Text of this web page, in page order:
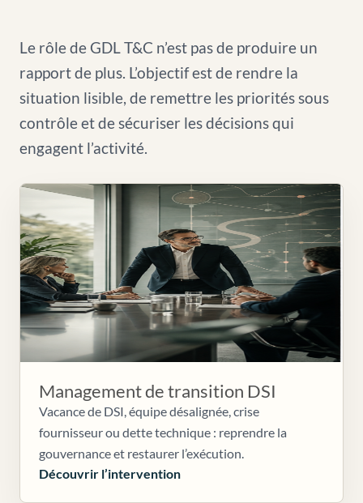
Le rôle de GDL T&C n’est pas de produire un
rapport de plus. L’objectif est de rendre la
situation lisible, de remettre les priorités sous
contrôle et de sécuriser les décisions qui
engagent l’activité.
Management de transition DSI
Vacance de DSI, équipe désalignée, crise
fournisseur ou dette technique : reprendre la
gouvernance et restaurer l’exécution.
Découvrir l’intervention